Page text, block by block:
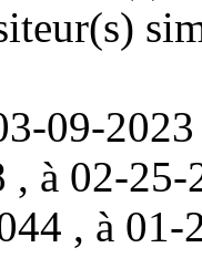
09-
, à 02-
, à